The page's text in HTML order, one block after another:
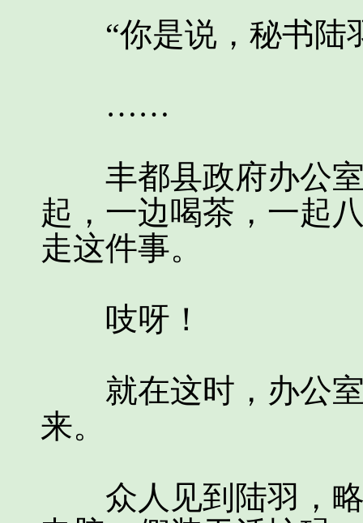
“你是说，秘书陆
……
丰都县政府办公室
起，一边喝茶，一起
走这件事。
吱呀！
就在这时，办公室
来。
众人见到陆羽，略